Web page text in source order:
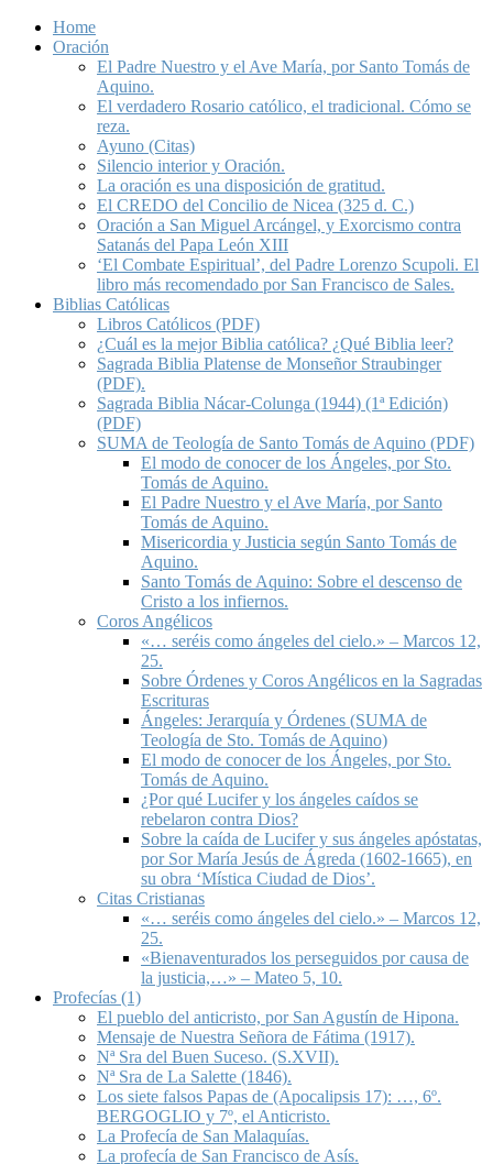
Home
Oración
El Padre Nuestro y el Ave María, por Santo Tomás de
Aquino.
El verdadero Rosario católico, el tradicional. Cómo se
reza.
Ayuno (Citas)
Silencio interior y Oración.
La oración es una disposición de gratitud.
El CREDO del Concilio de Nicea (325 d. C.)
Oración a San Miguel Arcángel, y Exorcismo contra
Satanás del Papa León XIII
‘El Combate Espiritual’, del Padre Lorenzo Scupoli. El
libro más recomendado por San Francisco de Sales.
Biblias Católicas
Libros Católicos (PDF)
¿Cuál es la mejor Biblia católica? ¿Qué Biblia leer?
Sagrada Biblia Platense de Monseñor Straubinger
(PDF).
Sagrada Biblia Nácar-Colunga (1944) (1ª Edición)
(PDF)
SUMA de Teología de Santo Tomás de Aquino (PDF)
El modo de conocer de los Ángeles, por Sto.
Tomás de Aquino.
El Padre Nuestro y el Ave María, por Santo
Tomás de Aquino.
Misericordia y Justicia según Santo Tomás de
Aquino.
Santo Tomás de Aquino: Sobre el descenso de
Cristo a los infiernos.
Coros Angélicos
«… seréis como ángeles del cielo.» – Marcos 12,
25.
Sobre Órdenes y Coros Angélicos en la Sagradas
Escrituras
Ángeles: Jerarquía y Órdenes (SUMA de
Teología de Sto. Tomás de Aquino)
El modo de conocer de los Ángeles, por Sto.
Tomás de Aquino.
¿Por qué Lucifer y los ángeles caídos se
rebelaron contra Dios?
Sobre la caída de Lucifer y sus ángeles apóstatas,
por Sor María Jesús de Ágreda (1602-1665), en
su obra ‘Mística Ciudad de Dios’.
Citas Cristianas
«… seréis como ángeles del cielo.» – Marcos 12,
25.
«Bienaventurados los perseguidos por causa de
la justicia,…» – Mateo 5, 10.
Profecías (1)
El pueblo del anticristo, por San Agustín de Hipona.
Mensaje de Nuestra Señora de Fátima (1917).
Nª Sra del Buen Suceso. (S.XVII).
Nª Sra de La Salette (1846).
Los siete falsos Papas de (Apocalipsis 17): …, 6º.
BERGOGLIO y 7º, el Anticristo.
La Profecía de San Malaquías.
La profecía de San Francisco de Asís.